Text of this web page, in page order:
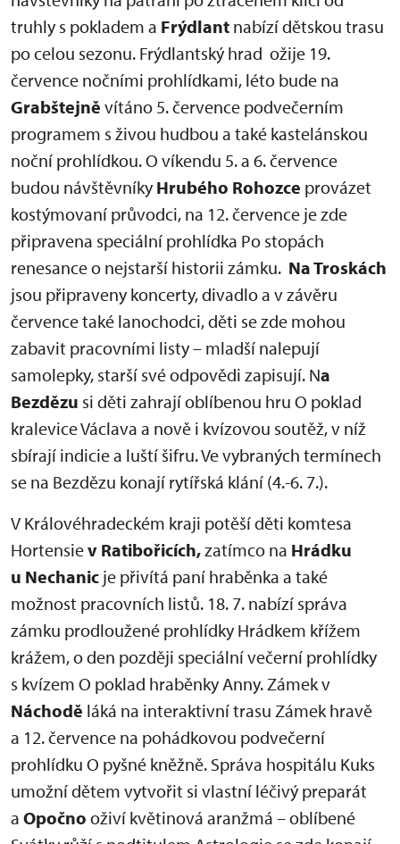
truhly s pokladem a Frýdlant nabízí dětskou trasu
po celou sezonu. Frýdlantský hrad ožije 19.
července nočními prohlídkami, léto bude na
Grabštejně vítáno 5. července podvečerním
programem s živou hudbou a také kastelánskou
noční prohlídkou. O víkendu 5. a 6. července
budou návštěvníky Hrubého Rohozce provázet
kostýmovaní průvodci, na 12. července je zde
připravena speciální prohlídka Po stopách
renesance o nejstarší historii zámku. Na Troskách
jsou připraveny koncerty, divadlo a v závěru
července také lanochodci, děti se zde mohou
zabavit pracovními listy – mladší nalepují
samolepky, starší své odpovědi zapisují. Na
Bezdězu si děti zahrají oblíbenou hru O poklad
kralevice Václava a nově i kvízovou soutěž, v níž
sbírají indicie a luští šifru. Ve vybraných termínech
se na Bezdězu konají rytířská klání (4.-6. 7.).
V Královéhradeckém kraji potěší děti komtesa
Hortensiev Ratibořicích,zatímco na Hrádku
u Nechanic je přivítá paní hraběnka a také
možnost pracovních listů. 18. 7. nabízí správa
zámku prodloužené prohlídky Hrádkem křížem
krážem, o den později speciální večerní prohlídky
s kvízem O poklad hraběnky Anny. Zámek v
Náchodě láká na interaktivní trasu Zámek hravě
a 12. července na pohádkovou podvečerní
prohlídku O pyšné kněžně. Správa hospitálu Kuks
umožní dětem vytvořit si vlastní léčivý preparát
a Opočno oživí květinová aranžmá – oblíbené